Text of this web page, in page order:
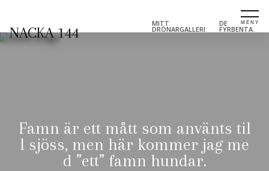
NACKA 144
MITT
DRÖNARGALLERI
DE
FYRBENTA.
Famn är ett mått som använts til
l sjöss, men här kommer jag me
d ”ett” famn hundar.